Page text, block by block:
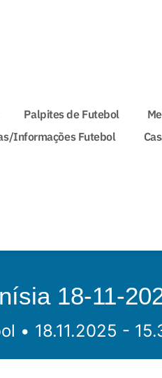
Palpites de Futebol
Informações Futebol
18-11-